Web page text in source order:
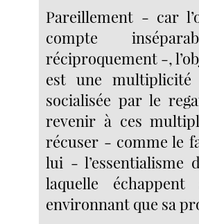
Pareillement - car
compte
réciproquement -,
est une multiplicité
socialisée par le
revenir à ces
récuser - comme le
lui - l’essentialisme
laquelle
environnant que sa